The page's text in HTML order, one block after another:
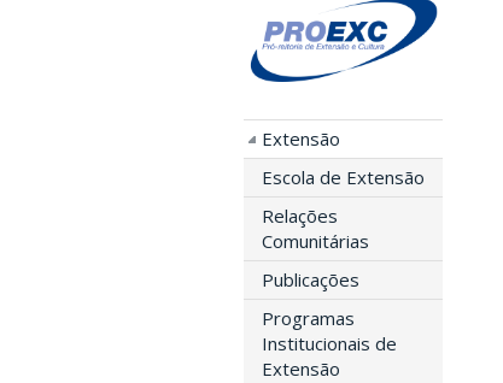
Extensão
Escola de Extensão
Relações
Comunitárias
Publicações
Programas
Institucionais de
Extensão